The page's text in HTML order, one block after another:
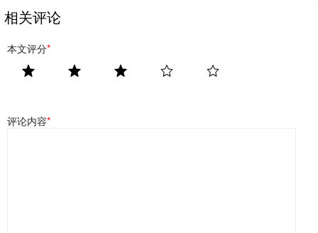
相关评论
本文评分*
评论内容*